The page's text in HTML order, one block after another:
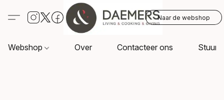
Naar de webshop
Webshop Over Contacteer ons Stuur